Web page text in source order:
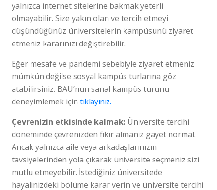
yalnızca internet sitelerine bakmak yeterli
olmayabilir. Size yakın olan ve tercih etmeyi
düşündüğünüz üniversitelerin kampüsünü ziyaret
etmeniz kararınızı değiştirebilir.
Eğer mesafe ve pandemi sebebiyle ziyaret etmeniz
mümkün değilse sosyal kampüs turlarına göz
atabilirsiniz. BAU’nun sanal kampüs turunu
deneyimlemek için tıklayınız.
Çevrenizin etkisinde kalmak: Üniversite tercihi
döneminde çevrenizden fikir almanız gayet normal.
Ancak yalnızca aile veya arkadaşlarınızın
tavsiyelerinden yola çıkarak üniversite seçmeniz sizi
mutlu etmeyebilir. İstediğiniz üniversitede
hayalinizdeki bölüme karar verin ve üniversite tercihi